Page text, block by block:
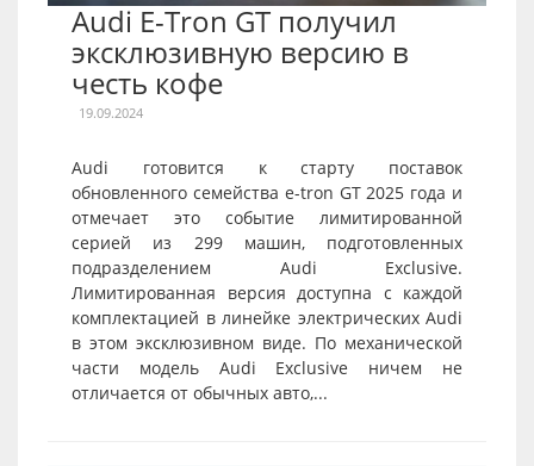
Audi E-Tron GT получил
эксклюзивную версию в
честь кофе
19.09.2024
Audi готовится к старту поставок
обновленного семейства e-tron GT 2025 года и
отмечает это событие лимитированной
серией из 299 машин, подготовленных
подразделением Audi Exclusive.
Лимитированная версия доступна с каждой
комплектацией в линейке электрических Audi
в этом эксклюзивном виде. По механической
части модель Audi Exclusive ничем не
отличается от обычных авто,...